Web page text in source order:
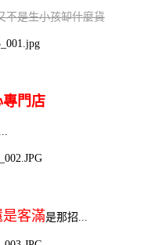
不是生小孩缷什麼貨
門店
客滿是那招...